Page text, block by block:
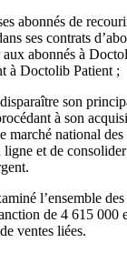
abonnés de
ses contrats
abonnés à
à Doctolib Patient ;
son
à son
marché national des
et de
l’ensemble
de 4 615 000
ventes liées.